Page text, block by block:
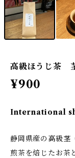
高級ほうじ茶
¥900
International
静岡県産の高級茎
煎茶を焙じたお茶